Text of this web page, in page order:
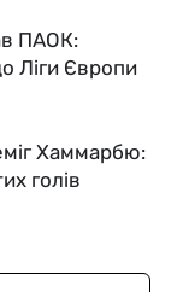
ПАОК:
Ліги Європи
Хаммарбю:
голів